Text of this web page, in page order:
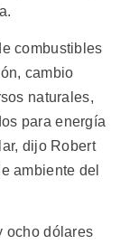
combustibles
cambio
naturales,
para energía
dijo Robert
ambiente del
ocho dólares